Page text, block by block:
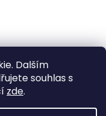
Dalším
souhlas s
zde.